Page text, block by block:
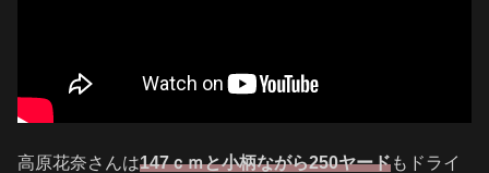
高原花奈さんは147ｃｍと小柄ながら250ヤードもドライ